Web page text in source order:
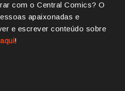
com o Central Comics? O
apaixonadas e
e escrever conteúdo sobre
aqui!